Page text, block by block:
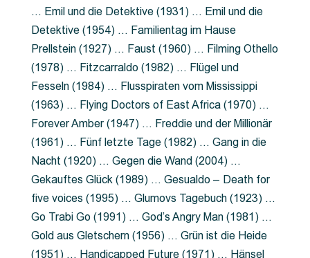
… Emil und die Detektive (1931) … Emil und die
Detektive (1954) … Familientag im Hause
Prellstein (1927) … Faust (1960) … Filming Othello
(1978) … Fitzcarraldo (1982) … Flügel und
Fesseln (1984) … Flusspiraten vom Mississippi
(1963) … Flying Doctors of East Africa (1970) …
Forever Amber (1947) … Freddie und der Millionär
(1961) … Fünf letzte Tage (1982) … Gang in die
Nacht (1920) … Gegen die Wand (2004) …
Gekauftes Glück (1989) … Gesualdo – Death for
five voices (1995) … Glumovs Tagebuch (1923) …
Go Trabi Go (1991) … God’s Angry Man (1981) …
Gold aus Gletschern (1956) … Grün ist die Heide
(1951) … Handicapped Future (1971) … Hänsel